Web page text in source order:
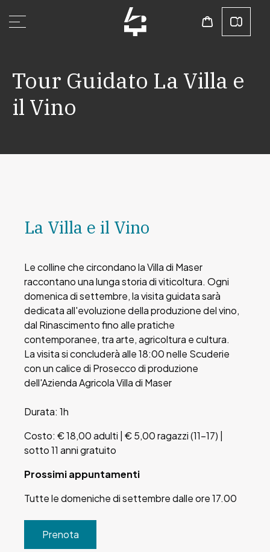
Tour Guidato La Villa e
il Vino
La Villa e il Vino
Le colline che circondano la Villa di Maser
raccontano una lunga storia di viticoltura. Ogni
domenica di settembre, la visita guidata sarà
dedicata all'evoluzione della produzione del vino,
dal Rinascimento fino alle pratiche
contemporanee, tra arte, agricoltura e cultura.
La visita si concluderà alle 18:00 nelle Scuderie
con un calice di Prosecco di produzione
dell'Azienda Agricola Villa di Maser
Durata: 1h
Costo: € 18,00 adulti | € 5,00 ragazzi (11-17) |
sotto 11 anni gratuito
Prossimi appuntamenti
Tutte le domeniche di settembre dalle ore 17.00
Prenota